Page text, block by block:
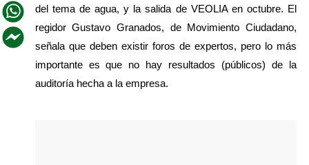
del tema de agua, y la salida de VEOLIA en octubre. El
regidor Gustavo Granados, de Movimiento Ciudadano,
señala que deben existir foros de expertos, pero lo más
importante es que no hay resultados (públicos) de la
auditoría hecha a la empresa.